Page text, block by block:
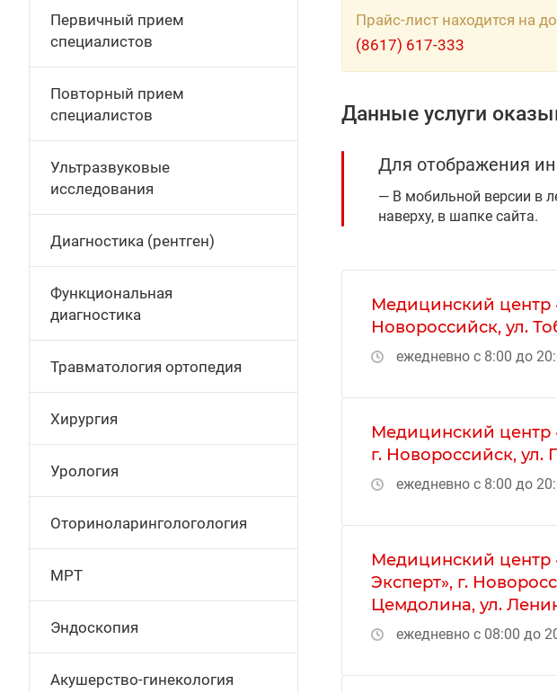
Прайс-лист находится на
(8617) 617-333
Данные услуги
Для отображения
В мобильной версии в
наверху, в шапке сайта.
Медицинский центр
Новороссийск, ул.
ежедневно с 8:00 до
Медицинский
г. Новороссийск, ул.
ежедневно с 8:00 до
Медицинский центр
Эксперт», г.
Цемдолина, ул.
ежедневно с 08:00 до
Первичный прием
специалистов
Повторный прием
специалистов
Ультразвуковые
исследования
Диагностика (рентген)
Функциональная
диагностика
Травматология ортопедия
Хирургия
Урология
Оториноларингологология
МРТ
Эндоскопия
Акушерство-гинекология